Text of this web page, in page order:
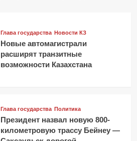
Глава государства Новости КЗ
Новые автомагистрали
расширят транзитные
возможности Казахстана
Глава государства Политика
Президент назвал новую 800-
километровую трассу Бейнеу —